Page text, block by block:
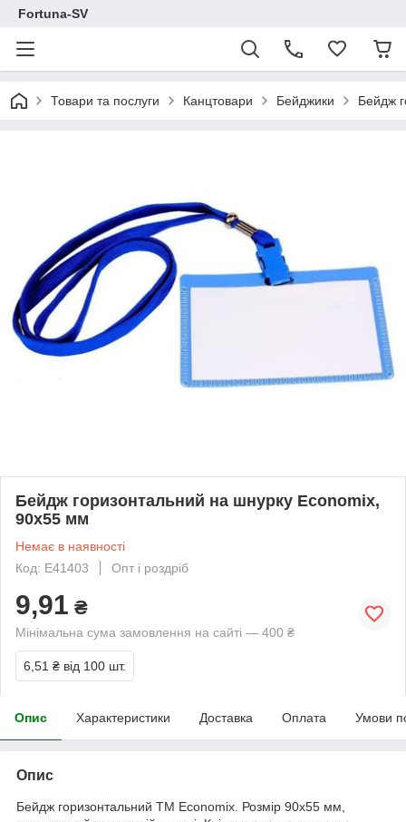
Fortuna-SV
Товари та послуги Канцтовари Бейджики Бейдж
Бейдж горизонтальний на шнурку Economix,
90x55 мм
Немає в наявності
Код: E41403
Опт і роздріб
9,91 ₴
Мінімальна сума замовлення на сайті — 400 ₴
6,51 ₴ від 100 шт.
Опис Характеристики Доставка Оплата Умови
Опис
Бейдж горизонтальний ТМ Economix. Розмір 90х55 мм,